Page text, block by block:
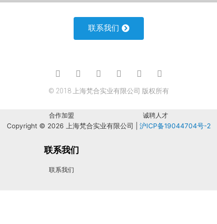
遮阳
合作加盟
合作加盟
诚聘人才
诚聘人才
联系我们
联系我们
联系我们
© 2018 上海梵合实业有限公司 版权所有
Copyright © 2026 上海梵合实业有限公司 | 沪ICP备19044704号-2